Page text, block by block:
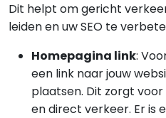
Dit helpt om gericht
leiden en uw SEO te
Homepagina link:
een link naar jouw
plaatsen. Dit zorgt
en direct verkeer. Er is